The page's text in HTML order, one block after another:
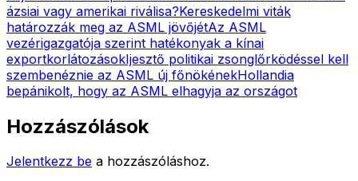
ázsiai vagy amerikai riválisa?Kereskedelmi viták
határozzák meg az ASML jövőjétAz ASML
vezérigazgatója szerint hatékonyak a kínai
exportkorlátozásokIjesztő politikai zsonglőrködéssel kell
szembenéznie az ASML új főnökénekHollandia
bepánikolt, hogy az ASML elhagyja az országot
Hozzászólások
Jelentkezz be a hozzászóláshoz.